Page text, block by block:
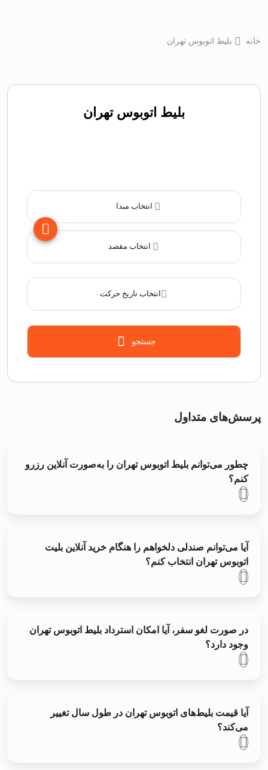
خانه بلیط اتوبوس تهران
بلیط اتوبوس تهران
انتخاب تاریخ حرکت
جستجو
پرسش‌های متداول
چطور می‌توانم بلیط اتوبوس تهران را به‌صورت آنلاین رزرو
کنم؟
آیا می‌توانم صندلی دلخواهم را هنگام خرید آنلاین بلیت
اتوبوس تهران انتخاب کنم؟
در صورت لغو سفر، آیا امکان استرداد بلیط اتوبوس تهران
وجود دارد؟
آیا قیمت بلیط‌های اتوبوس تهران در طول سال تغییر
می‌کند؟